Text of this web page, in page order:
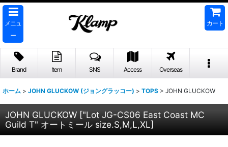
メニュ
ー
カート
Brand Item SNS Access Overseas
ホーム > JOHN GLUCKOW (ジョングラッコー) > TOPS > JOHN GLUCKOW
JOHN GLUCKOW ["Lot JG-CS06 East Coast MC
Guild T" オートミール size.S,M,L,XL]